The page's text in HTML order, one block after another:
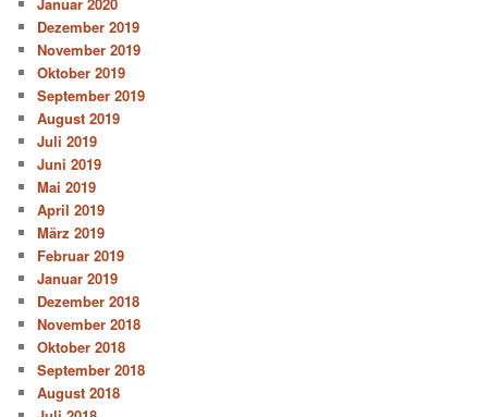
Dezember 2019
November 2019
Oktober 2019
September 2019
August 2019
Juli 2019
Juni 2019
Mai 2019
April 2019
März 2019
Februar 2019
Januar 2019
Dezember 2018
November 2018
Oktober 2018
September 2018
August 2018